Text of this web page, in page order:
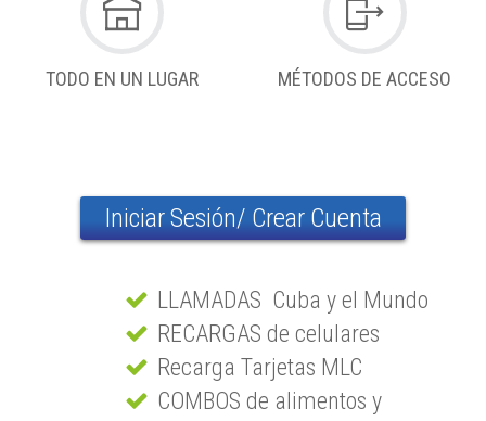
TODO EN UN LUGAR MÉTODOS DE ACCESO
Iniciar Sesión/ Crear Cuenta
LLAMADAS Cuba y el Mundo
RECARGAS de celulares
Recarga Tarjetas MLC
COMBOS de alimentos y